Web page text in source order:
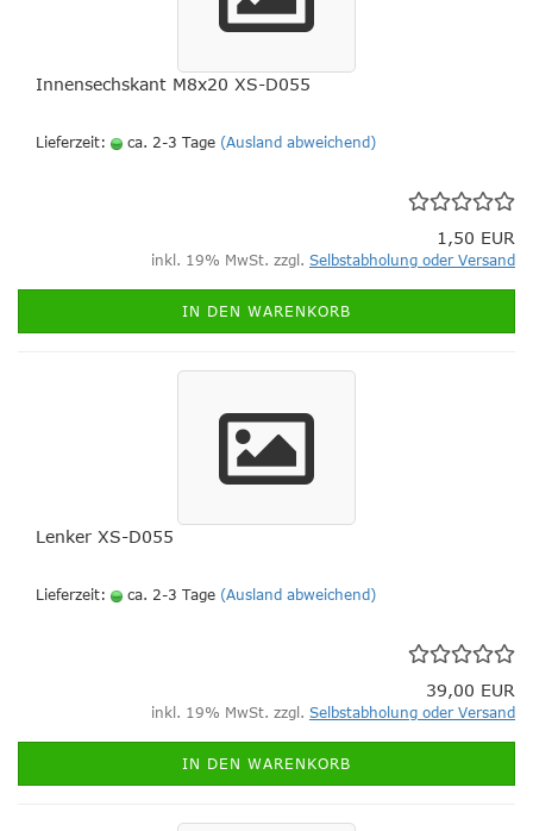
Innensechskant M8x20 XS-D055
Lieferzeit: ca. 2-3 Tage (Ausland abweichend)
1,50 EUR
inkl. 19% MwSt. zzgl. Selbstabholung oder Versand
IN DEN WARENKORB
Lenker XS-D055
Lieferzeit: ca. 2-3 Tage (Ausland abweichend)
39,00 EUR
inkl. 19% MwSt. zzgl. Selbstabholung oder Versand
IN DEN WARENKORB